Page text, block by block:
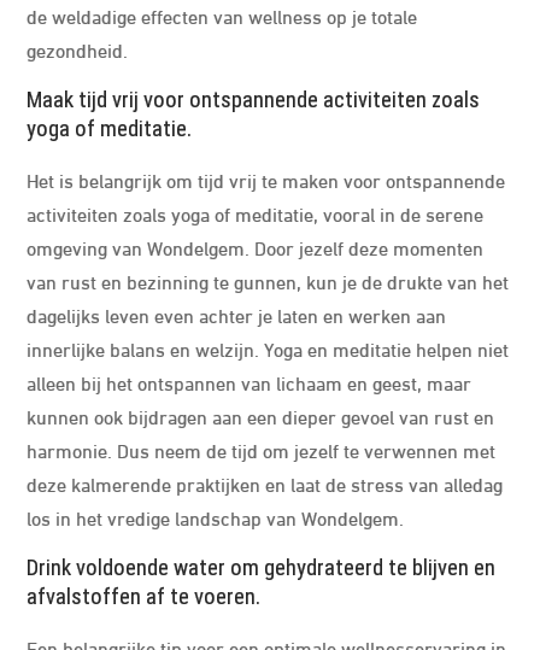
de weldadige effecten van wellness op je totale
gezondheid.
Maak tijd vrij voor ontspannende activiteiten zoals
yoga of meditatie.
Het is belangrijk om tijd vrij te maken voor ontspannende
activiteiten zoals yoga of meditatie, vooral in de serene
omgeving van Wondelgem. Door jezelf deze momenten
van rust en bezinning te gunnen, kun je de drukte van het
dagelijks leven even achter je laten en werken aan
innerlijke balans en welzijn. Yoga en meditatie helpen niet
alleen bij het ontspannen van lichaam en geest, maar
kunnen ook bijdragen aan een dieper gevoel van rust en
harmonie. Dus neem de tijd om jezelf te verwennen met
deze kalmerende praktijken en laat de stress van alledag
los in het vredige landschap van Wondelgem.
Drink voldoende water om gehydrateerd te blijven en
afvalstoffen af te voeren.